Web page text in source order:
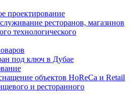
проектирование
ресторанов, магазинов
технологического
под ключ в Дубае
объектов HoReCa и Retail
и ресторанного